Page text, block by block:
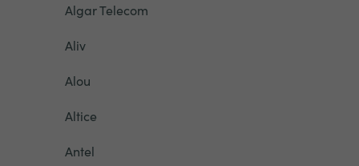
Algar Telecom
Aliv
Alou
Altice
Antel